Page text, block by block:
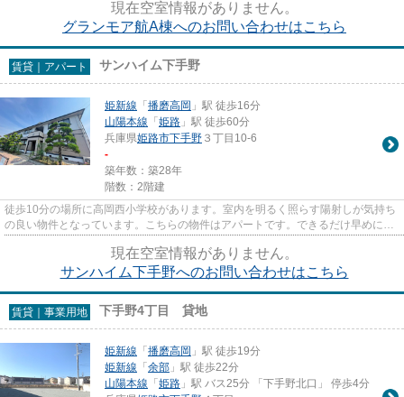
現在空室情報がありません。
グランモア航A棟へのお問い合わせはこちら
賃貸｜アパート サンハイム下手野
姫新線 「播磨高岡 」駅 徒歩16分
山陽本線 「姫路 」駅 徒歩60分
兵庫県姫路市下手野 ３丁目10-6
-
築年数：築28年
階数：2階建
徒歩10分の場所に高岡西小学校があります。室内を明るく照らす陽射しが気持ち
の良い物件となっています。こちらの物件はアパートです。できるだけ早めに不
動産情報を集めたい方は当社...
現在空室情報がありません。
サンハイム下手野へのお問い合わせはこちら
賃貸｜事業用地 下手野4丁目 貸地
姫新線 「播磨高岡 」駅 徒歩19分
姫新線 「余部 」駅 徒歩22分
山陽本線 「姫路 」駅 バス25分 「下手野北口」 停歩4分